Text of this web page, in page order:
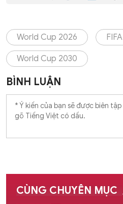
World Cup 2026 FIFA
World Cup 2030
BÌNH LUẬN
CÙNG CHUYÊN MỤC